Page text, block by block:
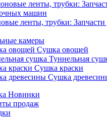
ленты, трубки:
камеры
Сушка овощей
Туннельная
Сушка краски
Сушка
Новинки
продаж